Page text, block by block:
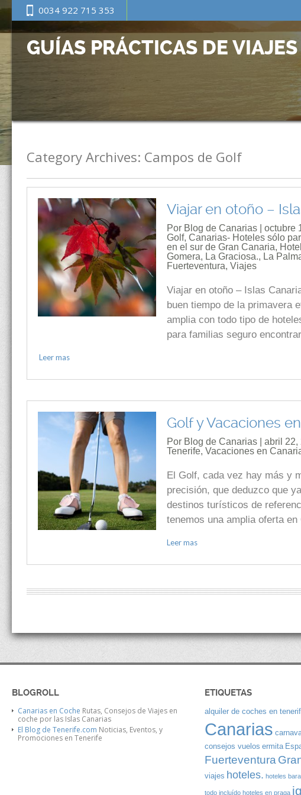
0034 922 715 353
GUÍAS PRÁCTICAS DE
Category Archives: Campos de Golf
Viajar en otoño –
Por Blog de Canarias | octubre
Golf, Canarias- Hoteles sólo
en el sur de Gran Canaria,
Gomera, La Graciosa., La
Fuerteventura, Viajes
Viajar en otoño – Islas
buen tiempo de la primavera
amplia con todo tipo de
para familias seguro
Leer mas
Golf y Vacaciones
Por Blog de Canarias | abril
Tenerife, Vacaciones en
El Golf, cada vez hay más y
precisión, que deduzco que
destinos turísticos de
tenemos una amplia oferta
Leer mas
BLOGROLL
Canarias en Coche Rutas, Consejos de Viajes en
coche por las Islas Canarias
El Blog de Tenerife.com Noticias, Eventos, y
Promociones en Tenerife
ETIQUETAS
alquiler de coches en
Canarias
consejos vuelos ermita
Fuerteventura
viajes hoteles. hoteles
todo incluído hoteles en praga